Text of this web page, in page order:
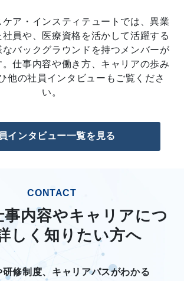
ケア・インスティテュートでは、異業
員や、医療資格を活かして活躍する
バックグラウンドを持つメンバーが
仕事内容や働き方、キャリアの歩み
他の社員インタビューもご覧くださ
い。
インタビュー一覧を見る
CONTACT
内容やキャリアにつ
しく知りたい方へ
研修制度、キャリアパスがわかる